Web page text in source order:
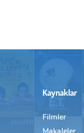
Kaynaklar
Filmler